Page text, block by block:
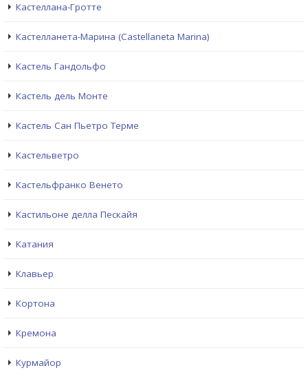
Кастеллана-Гротте
Кастелланета-Марина (Castellaneta Marina)
Кастель Гандольфо
Кастель дель Монте
Кастель Сан Пьетро Терме
Кастельветро
Кастельфранко Венето
Кастильоне делла Пескайя
Катания
Клавьер
Кортона
Кремона
Курмайор